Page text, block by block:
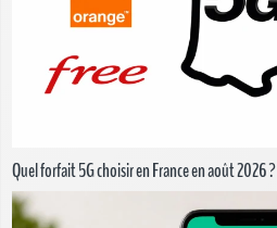
Quel forfait 5G choisir en France en août 2026 ?